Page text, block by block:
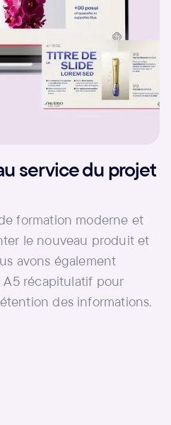
service du projet
formation moderne et
le nouveau produit et
avons également
récapitulatif pour
des informations.